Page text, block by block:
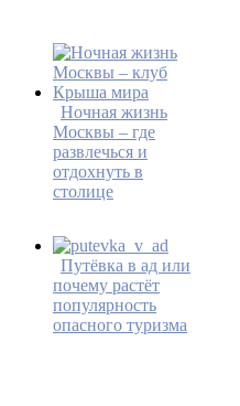
Ночная жизнь
Москвы – где
развлечься и
отдохнуть в
столице
Путёвка в ад или
почему растёт
популярность
опасного туризма